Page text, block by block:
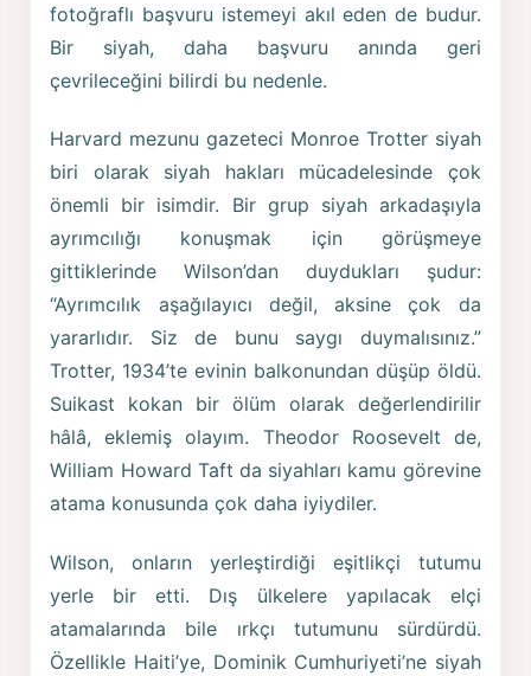
fotoğraflı başvuru istemeyi akıl eden de budur.
Bir siyah, daha başvuru anında geri
çevrileceğini bilirdi bu nedenle.
Harvard mezunu gazeteci Monroe Trotter siyah
biri olarak siyah hakları mücadelesinde çok
önemli bir isimdir. Bir grup siyah arkadaşıyla
ayrımcılığı konuşmak için görüşmeye
gittiklerinde Wilson’dan duydukları şudur:
“Ayrımcılık aşağılayıcı değil, aksine çok da
yararlıdır. Siz de bunu saygı duymalısınız.”
Trotter, 1934’te evinin balkonundan düşüp öldü.
Suikast kokan bir ölüm olarak değerlendirilir
hâlâ, eklemiş olayım. Theodor Roosevelt de,
William Howard Taft da siyahları kamu görevine
atama konusunda çok daha iyiydiler.
Wilson, onların yerleştirdiği eşitlikçi tutumu
yerle bir etti. Dış ülkelere yapılacak elçi
atamalarında bile ırkçı tutumunu sürdürdü.
Özellikle Haiti’ye, Dominik Cumhuriyeti’ne siyah